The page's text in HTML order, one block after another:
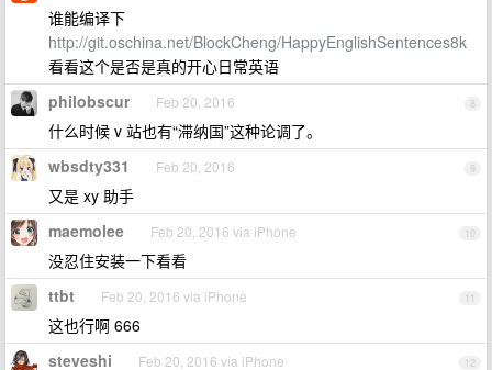
谁能编译下
http://git.oschina.net/BlockCheng/HappyEnglishSentences8k
看看这个是否是真的开心日常英语
8
philobscur Feb 20, 2016
什么时候 v 站也有“滞纳国”这种论调了。
9
wbsdty331 Feb 20, 2016
又是 xy 助手
10
maemolee Feb 20, 2016 via iPhone
没忍住安装一下看看
11
ttbt Feb 20, 2016 via iPhone
这也行啊 666
12
steveshi Feb 20, 2016 via iPhone